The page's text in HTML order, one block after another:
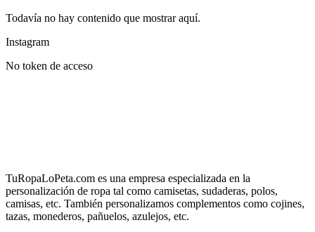
Todavía no hay contenido que mostrar aquí.
Instagram
No token de acceso
TuRopaLoPeta.com es una empresa especializada en la
personalización de ropa tal como camisetas, sudaderas, polos,
camisas, etc. También personalizamos complementos como cojines,
tazas, monederos, pañuelos, azulejos, etc.